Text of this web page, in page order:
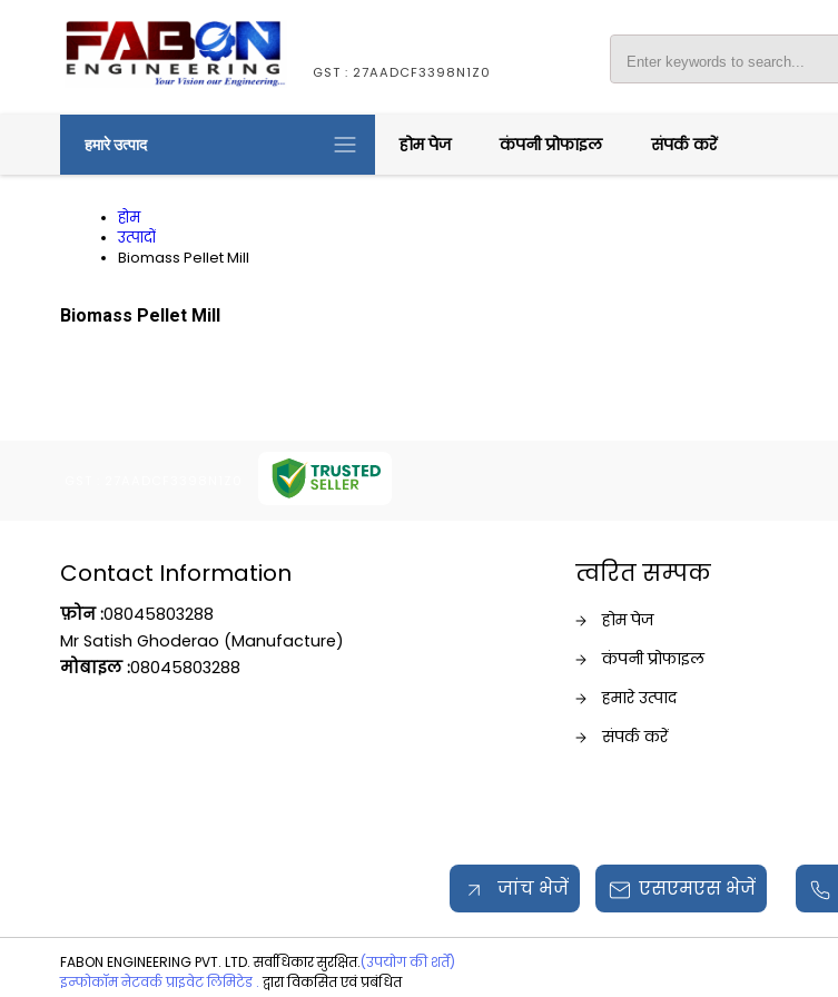
GST : 27AADCF3398N1Z0
हमारे उत्पाद होम पेज कंपनी प्रोफाइल संपर्क करें
होम
उत्पादों
Biomass Pellet Mill
Biomass Pellet Mill
Contact Information
फ़ोन :08045803288
Mr Satish Ghoderao (Manufacture)
मोबाइल :08045803288
त्वरित सम्पक
होम पेज
कंपनी प्रोफाइल
हमारे उत्पाद
संपर्क करें
जांच भेजें एसएमएस भेजें
FABON ENGINEERING PVT. LTD. सर्वाधिकार सुरक्षित.(उपयोग की शर्तें)
इन्फोकॉम नेटवर्क प्राइवेट लिमिटेड .द्वारा विकसित एवं प्रबंधित